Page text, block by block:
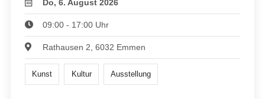
Do, 6. August 2026
09:00 - 17:00 Uhr
Rathausen 2, 6032 Emmen
Kunst Kultur Ausstellung